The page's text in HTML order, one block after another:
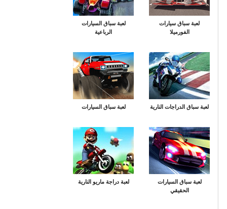
لعبة سباق سيارات
الفورميلا
لعبة سباق السيارات
الرباعية
لعبة سباق الدراجات النارية لعبة سباق السيارات
لعبة سباق السيارات
الحقيقي
لعبة دراجة ماريو النارية